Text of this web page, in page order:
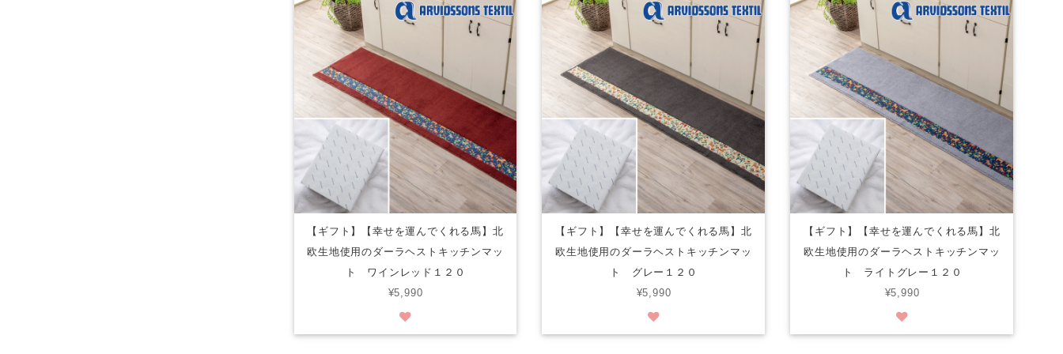
【ギフト】【幸せを運んでくれる馬】北
欧生地使用のダーラヘストキッチンマッ
ト ワインレッド１２０
¥5,990
【ギフト】【幸せを運んでくれる馬】北
欧生地使用のダーラヘストキッチンマッ
ト グレー１２０
¥5,990
【ギフト】【幸せを運んでくれる馬】北
欧生地使用のダーラヘストキッチンマッ
ト ライトグレー１２０
¥5,990